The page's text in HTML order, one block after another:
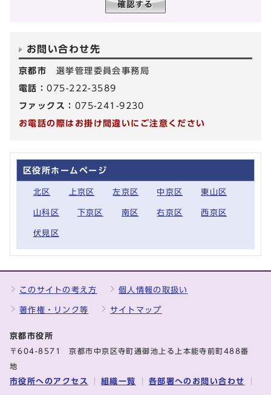
お問い合わせ先
京都市 選挙管理委員会事務局
電話：075-222-3589
ファックス： 075-241-9230
お電話の際はお掛け間違いにご注意ください
区役所ホームページ
北区 上京区 左京区 中京区 東山区
山科区 下京区 南区 右京区 西京区
伏見区
このサイトの考え方 個人情報の取扱い
著作権・リンク等 サイトマップ
京都市役所
〒604-8571 京都市中京区寺町通御池上る上本能寺前町488番
地
市役所へのアクセス 組織一覧 各部署へのお問い合わせ